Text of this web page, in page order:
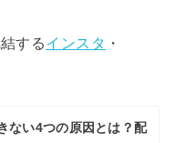
するインスタ ・
ない4つの原因とは？配